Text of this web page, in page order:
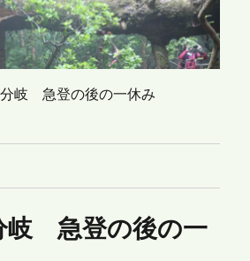
岐 急登の後の一休み
岐 急登の後の一